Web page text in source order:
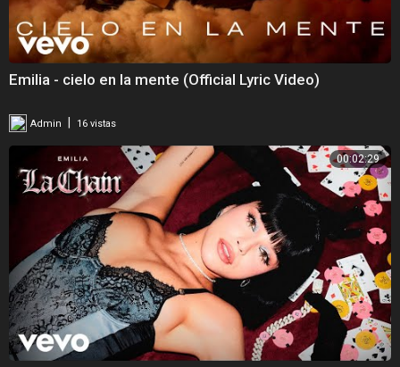
Emilia - cielo en la mente (Official Lyric Video)
Admin 16 vistas
00:02:29